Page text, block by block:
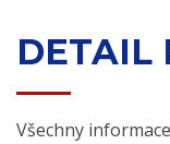
DETAIL
Všechny